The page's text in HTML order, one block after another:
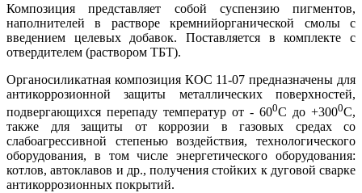
Композиция представляет собой суспензию пигментов,
наполнителей в растворе кремнийорганической смолы с
введением целевых добавок. Поставляется в комплекте с
отвердителем (раствором ТБТ).
Органосиликатная композиция КОС 11-07 предназначены для
антикоррозионной защиты металлических поверхностей,
подвергающихся перепаду температур от - 600С до +3000С,
также для защиты от коррозии в газовых средах со
слабоагрессивной степенью воздействия, технологического
оборудования, в том числе энергетического оборудования:
котлов, автоклавов и др., получения стойких к дуговой сварке
антикоррозионных покрытий.